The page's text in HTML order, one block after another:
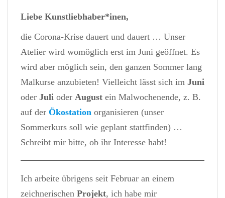
Liebe Kunstliebhaber*inen,
die Corona-Krise dauert und dauert … Unser
Atelier wird womöglich erst im Juni geöffnet. Es
wird aber möglich sein, den ganzen Sommer lang
Malkurse anzubieten! Vielleicht lässt sich im Juni
oder Juli oder August ein Malwochenende, z. B.
auf der Ökostation organisieren (unser
Sommerkurs soll wie geplant stattfinden) …
Schreibt mir bitte, ob ihr Interesse habt!
Ich arbeite übrigens seit Februar an einem
zeichnerischen Projekt, ich habe mir